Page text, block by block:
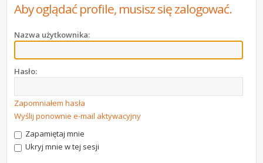
Aby oglądać profile, musisz się zalogować.
Nazwa użytkownika:
Hasło:
Zapomniałem hasła
Wyślij ponownie e-mail aktywacyjny
Zapamiętaj mnie
Ukryj mnie w tej sesji